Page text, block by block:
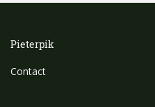
Pieterpik
Contact